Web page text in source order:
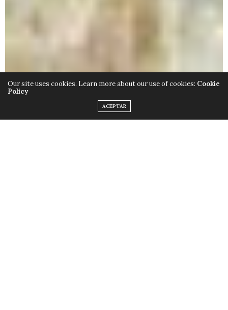
Our site uses cookies. Learn more about our use of cookies: Cookie
Policy
ACEPTAR